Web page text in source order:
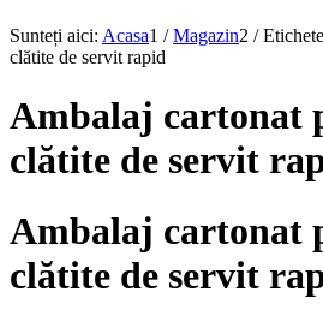
Sunteți aici: Acasa1 / Magazin2 /
clătite de servit rapid
Ambalaj cartonat
clătite de servit
Ambalaj cartonat
clătite de servit